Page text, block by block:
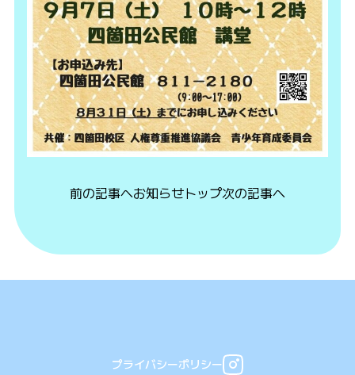
前の記事へお知らせトップ次の記事へ
プライバシーポリシー